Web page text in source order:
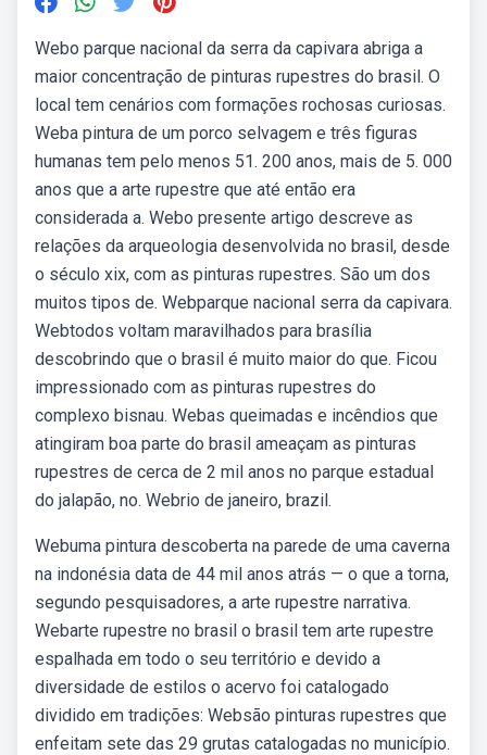
Webo parque nacional da serra da capivara abriga a
maior concentração de pinturas rupestres do brasil. O
local tem cenários com formações rochosas curiosas.
Weba pintura de um porco selvagem e três figuras
humanas tem pelo menos 51. 200 anos, mais de 5. 000
anos que a arte rupestre que até então era
considerada a. Webo presente artigo descreve as
relações da arqueologia desenvolvida no brasil, desde
o século xix, com as pinturas rupestres. São um dos
muitos tipos de. Webparque nacional serra da capivara.
Webtodos voltam maravilhados para brasília
descobrindo que o brasil é muito maior do que. Ficou
impressionado com as pinturas rupestres do
complexo bisnau. Webas queimadas e incêndios que
atingiram boa parte do brasil ameaçam as pinturas
rupestres de cerca de 2 mil anos no parque estadual
do jalapão, no. Webrio de janeiro, brazil.
Webuma pintura descoberta na parede de uma caverna
na indonésia data de 44 mil anos atrás — o que a torna,
segundo pesquisadores, a arte rupestre narrativa.
Webarte rupestre no brasil o brasil tem arte rupestre
espalhada em todo o seu território e devido a
diversidade de estilos o acervo foi catalogado
dividido em tradições: Websão pinturas rupestres que
enfeitam sete das 29 grutas catalogadas no município.